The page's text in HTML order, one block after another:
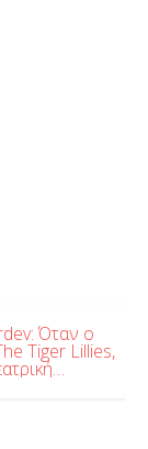
Όταν ο
Tiger Lillies,